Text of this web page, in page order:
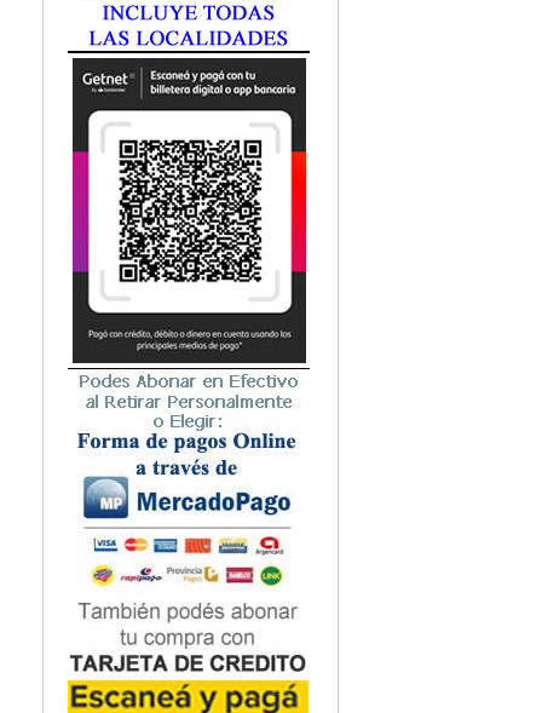
Programación
Psicología
Química
Recursos Humanos
Redes / LAN / WiFi
Sociología